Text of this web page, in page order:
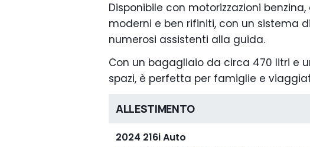
Disponibile con motorizzazioni
moderni e ben rifiniti, con un sistema
numerosi assistenti alla guida.
Con un bagagliaio da circa 470 litri e
spazi, è perfetta per famiglie e
ALLESTIMENTO
2024 216i Auto